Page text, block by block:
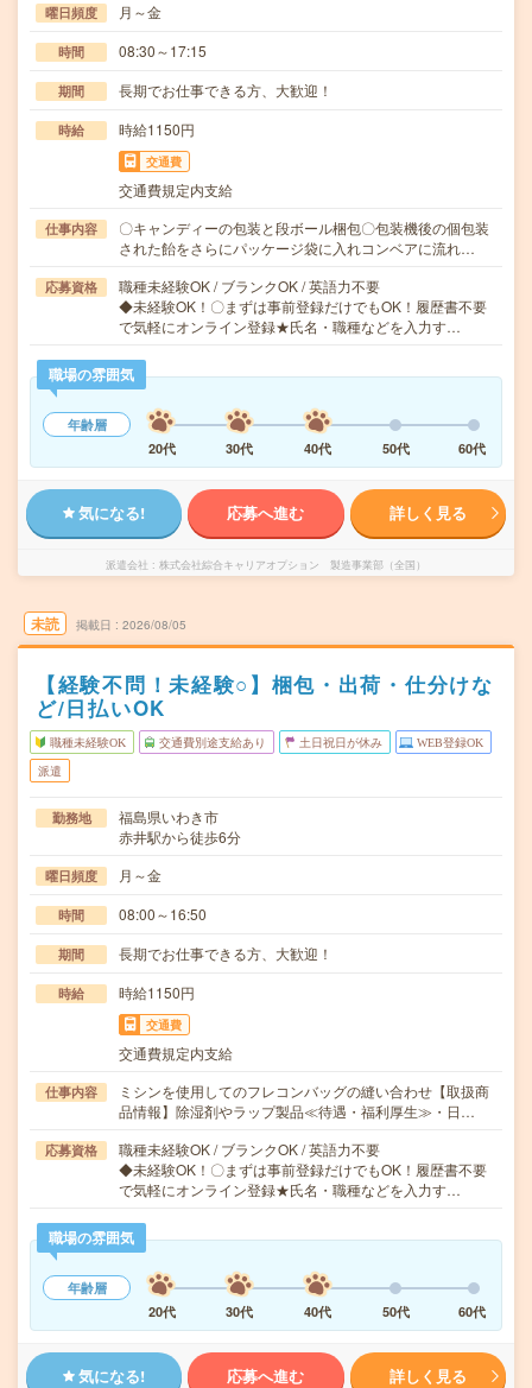
曜日頻度 月～金
時間 08:30～17:15
期間 長期でお仕事できる方、大歓迎！
時給 時給1150円
交通費
交通費規定内支給
仕事内容
〇キャンディーの包装と段ボール梱包〇包装機後の個包装
された飴をさらにパッケージ袋に入れコンベアに流れ…
応募資格
職種未経験OK / ブランクOK / 英語力不要
◆未経験OK！〇まずは事前登録だけでもOK！履歴書不要
で気軽にオンライン登録★氏名・職種などを入力す…
職場の雰囲気
年齢層
20代
30代 40代 50代 60代
気になる! 応募へ進む 詳しく見る
派遣会社 株式会社綜合キャリアオプション 製造事業部（全国）
未読 掲載日 2026/08/05
【経験不問！未経験○】梱包・出荷・仕分けな
ど/日払いOK
職種未経験OK 交通費別途支給あり 土日祝日が休み WEB登録OK
派遣
勤務地
福島県いわき市
赤井駅から徒歩6分
曜日頻度 月～金
時間 08:00～16:50
期間 長期でお仕事できる方、大歓迎！
時給 時給1150円
交通費
交通費規定内支給
仕事内容
ミシンを使用してのフレコンバッグの縫い合わせ【取扱商
品情報】除湿剤やラップ製品≪待遇・福利厚生≫・日…
応募資格
職種未経験OK / ブランクOK / 英語力不要
◆未経験OK！〇まずは事前登録だけでもOK！履歴書不要
で気軽にオンライン登録★氏名・職種などを入力す…
職場の雰囲気
年齢層
20代
30代 40代 50代 60代
気になる! 応募へ進む 詳しく見る